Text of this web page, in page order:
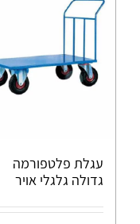
עגלת פלטפורמה
גדולה גלגלי אויר